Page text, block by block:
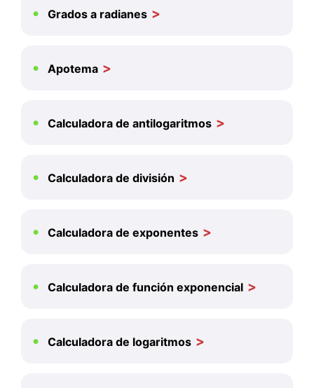
Grados a radianes
Apotema
Calculadora de antilogaritmos
Calculadora de división
Calculadora de exponentes
Calculadora de función exponencial
Calculadora de logaritmos